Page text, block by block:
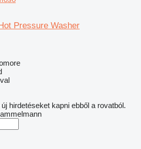
Pressure Washer
hirdetéseket kapni ebből a rovatból.